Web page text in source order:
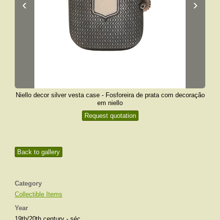
Back to gallery
Category
Collectible Items
Year
‹ ›
Niello decor silver vesta case - Fosforeira de prata com decoração
em niello
Request quotation